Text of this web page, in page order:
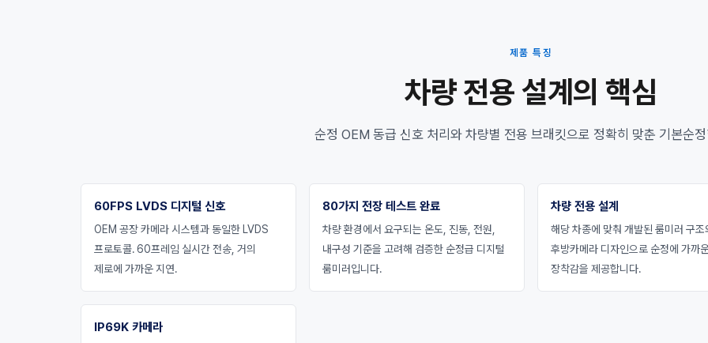
제품 특징
차량 전용 설계의 핵심
순정 OEM 동급 신호 처리와 차량별 전용 브래킷으로 정확히 맞춘 기본순
60FPS LVDS 디지털 신호
OEM 공장 카메라 시스템과 동일한 LVDS
프로토콜. 60프레임 실시간 전송, 거의
제로에 가까운 지연.
80가지 전장 테스트 완료
차량 환경에서 요구되는 온도, 진동, 전원,
내구성 기준을 고려해 검증한 순정급 디지털
룸미러입니다.
차량 전용 설계
해당 차종에 맞춰 개발된 룸미러 구조
후방카메라 디자인으로 순정에 가까
장착감을 제공합니다.
IP69K 카메라